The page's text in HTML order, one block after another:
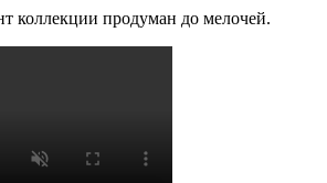
коллекции продуман до мелочей.